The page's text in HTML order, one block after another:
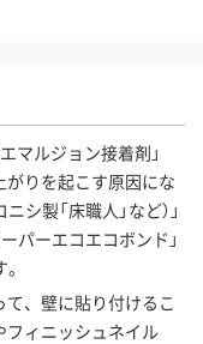
マルジョン接着剤」
りを起こす原因にな
シ製「床職人」など）」
パーエコエコボンド」
て、壁に貼り付けるこ
フィニッシュネイル